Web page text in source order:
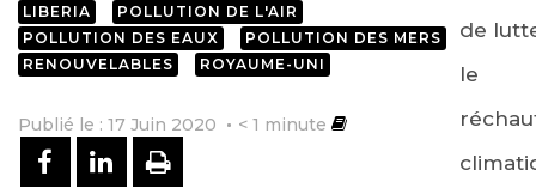
LIBERIA
POLLUTION DE L'AIR
POLLUTION DES EAUX
POLLUTION DES MERS
RENOUVELABLES
ROYAUME-UNI
Publié le : 17 Juin 2020 < 1 minute
PARTAGER SUR FACEBOOK
PARTAGER SUR LINKEDIN
IMPRIMER
de
le